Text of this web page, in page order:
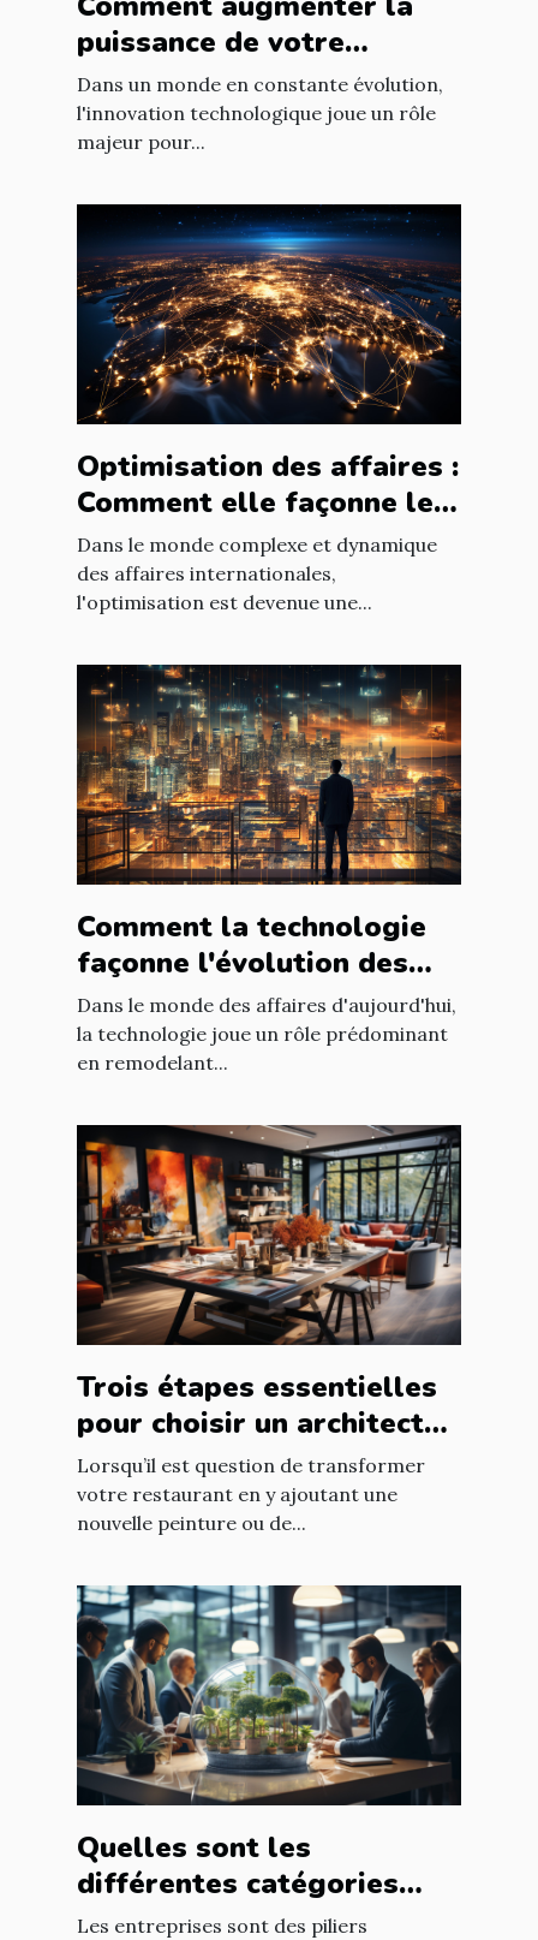
puissance de votre
entreprise grâce aux
nouvelles technologies
Dans un monde en constante évolution,
l'innovation technologique joue un rôle
majeur pour...
Optimisation des affaires :
Comment elle façonne le
paysage économique
international
Dans le monde complexe et dynamique
des affaires internationales,
l'optimisation est devenue une...
Comment la technologie
façonne l'évolution des
entreprises
Dans le monde des affaires d'aujourd'hui,
la technologie joue un rôle prédominant
en remodelant...
Trois étapes essentielles
pour choisir un architecte
d’intérieur
Lorsqu’il est question de transformer
votre restaurant en y ajoutant une
nouvelle peinture ou de...
Quelles sont les
différentes catégories
d’entreprise ?
Les entreprises sont des piliers